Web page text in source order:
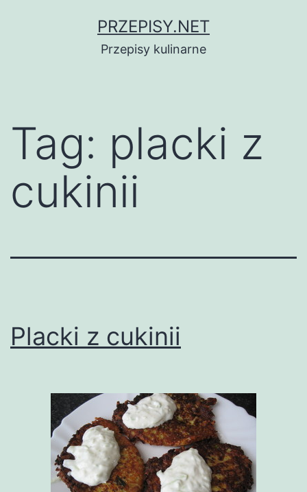
PRZEPISY.NET
Przepisy kulinarne
Tag: placki z
cukinii
Placki z cukinii